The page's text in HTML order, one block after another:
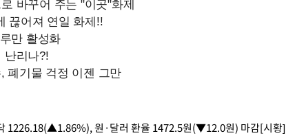
1226.18(▲1.86%), 원·달러 환율 1472.5원(▼12.0원) 마감[시황]